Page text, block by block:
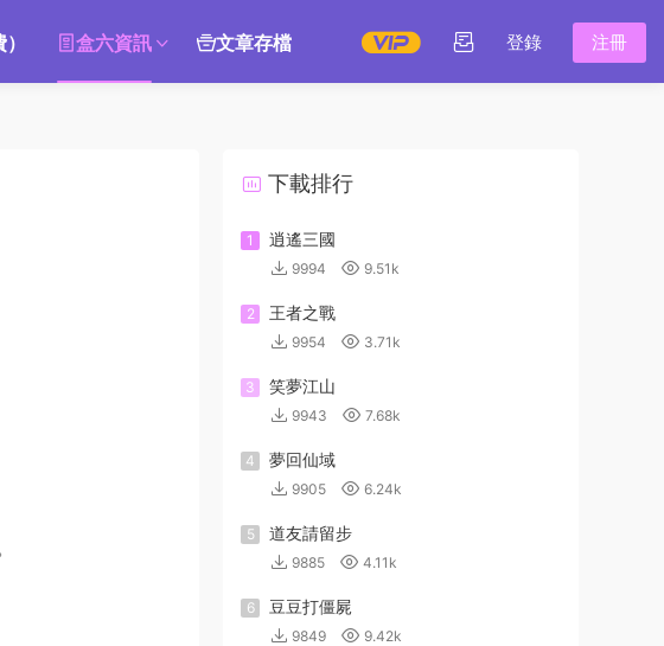
盒六資訊 文章存檔 登錄 注冊
下載排行
1 逍遙三國
9994 9.51k
2 王者之戰
9954 3.71k
3 笑夢江山
9943 7.68k
4 夢回仙域
9905 6.24k
5 道友請留步
9885 4.11k
6 豆豆打僵屍
9849 9.42k